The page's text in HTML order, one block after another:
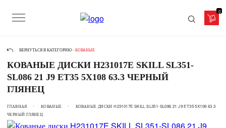
0
ВЕРНУТЬСЯ В КАТЕГОРИЮ - КОВАНЫЕ
КОВАНЫЕ ДИСКИ H231017E SKILL SL351-
SL086 21 J9 ET35 5X108 63.3 ЧЕРНЫЙ
ГЛЯНЕЦ
ГЛАВНАЯ КОВАНЫЕ
КОВАНЫЕ ДИСКИ H231017E SKILL SL351-SL086 21 J9 ET35 5X108 63.3
ЧЕРНЫЙ ГЛЯНЕЦ